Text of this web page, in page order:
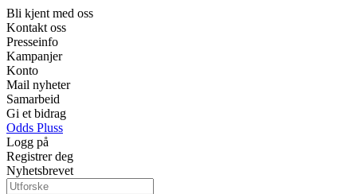
Bli kjent med oss
Kontakt oss
Presseinfo
Kampanjer
Konto
Mail nyheter
Samarbeid
Gi et bidrag
Odds Pluss
Logg på
Registrer deg
Nyhetsbrevet